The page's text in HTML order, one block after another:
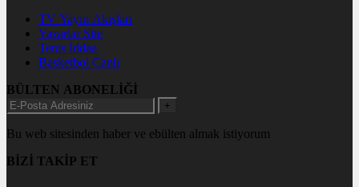
TV Yayın Akışları
Yazarlar Site
Tenis İddaa
Basketbol Canlı
BÜLTEN ABONELİĞİ
+
Bu web sitesinden haber ve ebülten almak istiyorum
BİZİ TAKİP ET